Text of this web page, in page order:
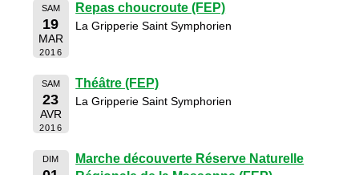
SAM
19
MAR
2016
Repas choucroute (FEP)
La Gripperie Saint Symphorien
SAM
23
AVR
2016
Théâtre (FEP)
La Gripperie Saint Symphorien
DIM
Marche découverte Réserve Naturelle